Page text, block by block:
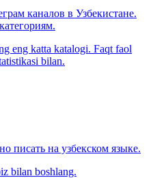
каналов в Узбекистане.
eng katta katalogi. Faqt faol
bilan.
писать на узбекском языке.
bilan boshlang.